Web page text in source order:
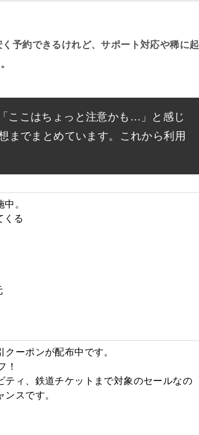
予約できるけれど、サポート対応や稀に起
ここはちょっと注意かも…」と感じ
までまとめています。これから利用
。
くる
ーポンが配布中です。
！
ティ、鉄道チケットまで対象のセールなの
スです。